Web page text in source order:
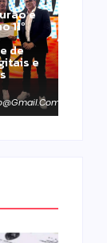
é
11º
de
e